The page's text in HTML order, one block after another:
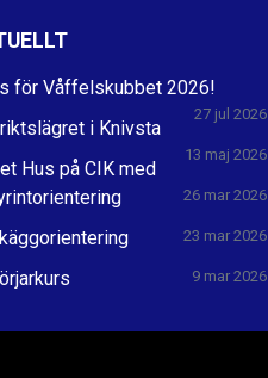
för Våffelskubbet 2026!
27 jul 2026
i Knivsta
13 maj 2026
Hus på CIK med
26 mar 2026
23 mar 2026
9 mar 2026